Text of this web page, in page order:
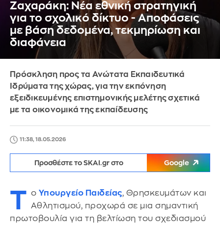
Ζαχαράκη: Νέα εθνική στρατηγική
για το σχολικό δίκτυο - Αποφάσεις
με βάση δεδομένα, τεκμηρίωση και
διαφάνεια
Πρόσκληση προς τα Ανώτατα Εκπαιδευτικά
Ιδρύματα της χώρας, για την εκπόνηση
εξειδικευμένης επιστημονικής μελέτης σχετικά
με τα οικονομικά της εκπαίδευσης
11:38, 18.05.2026
Προσθέστε το SKAI.gr στο Google
Τ ο Υπουργείο Παιδείας, Θρησκευμάτων και
Αθλητισμού, προχωρά σε μια σημαντική
πρωτοβουλία για τη βελτίωση του σχεδιασμού